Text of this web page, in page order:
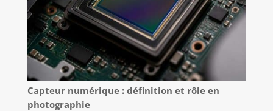
Capteur numérique : définition et rôle en
photographie